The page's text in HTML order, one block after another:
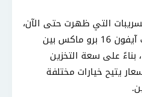
التي ظهرت حتى الآن،
يُتوقع أن يتراوح سعر هاتف آيفون 16 برو ماكس بين
بناءً على سعة التخزين
يتيح خيارات مختلفة